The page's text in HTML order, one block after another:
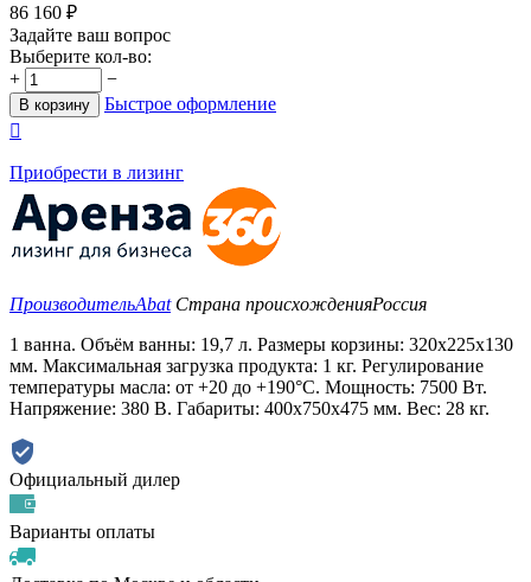
86 160 ₽
Задайте ваш вопрос
Выберите кол-во:
+
−
В корзину
Быстрое оформление

Приобрести в лизинг
ПроизводительAbat Страна происхожденияРоссия
1 ванна. Объём ванны: 19,7 л. Размеры корзины: 320x225x130
мм. Максимальная загрузка продукта: 1 кг. Регулирование
температуры масла: от +20 до +190°C. Мощность: 7500 Вт.
Напряжение: 380 В. Габариты: 400x750x475 мм. Вес: 28 кг.
Официальный дилер
Варианты оплаты